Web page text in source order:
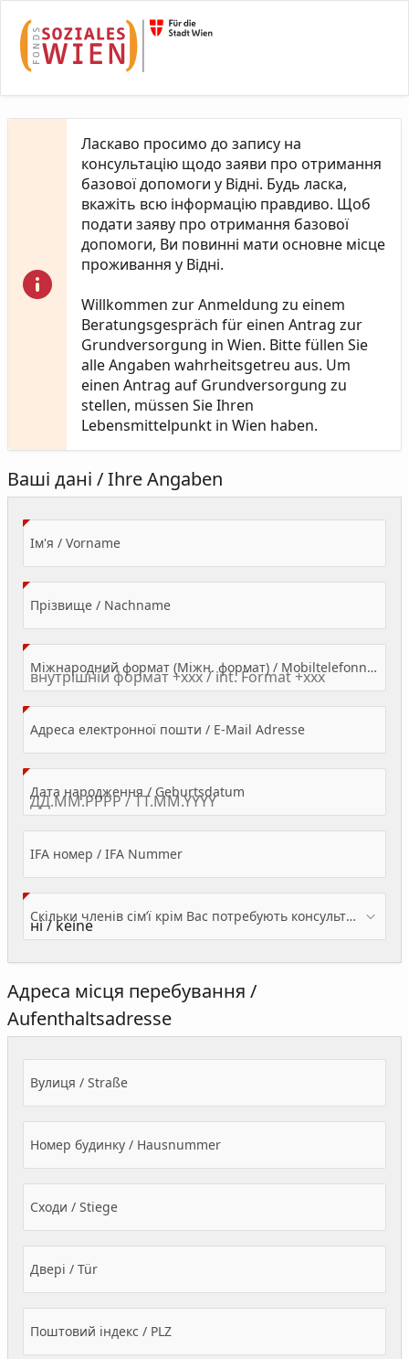
Ласкаво просимо до запису на
консультацію щодо заяви про отримання
базової допомоги у Відні. Будь ласка,
вкажіть всю інформацію правдиво. Щоб
подати заяву про отримання базової
допомоги, Ви повинні мати основне місце
проживання у Відні.
Willkommen zur Anmeldung zu einem
Beratungsgespräch für einen Antrag zur
Grundversorgung in Wien. Bitte füllen Sie
alle Angaben wahrheitsgetreu aus. Um
einen Antrag auf Grundversorgung zu
stellen, müssen Sie Ihren
Lebensmittelpunkt in Wien haben.
Ваші дані / Ihre Angaben
Ім'я / Vorname(Value Required)
Прізвище / Nachname(Value Required)
Міжнародний формат (Міжн. формат) / Mobiltelefonnummer
Адреса електронної пошти / E-Mail Adresse(Value Required)
Дата народження / Geburtsdatum
IFA номер / IFA Nummer
Скільки членів сім’ї крім Вас потребують консультації? / Wieviele Familienmitglieder brauchen Beratung - zusätzlich zu Ihnen?
Адреса місця перебування /
Aufenthaltsadresse
Вулиця / Straße
Номер будинку / Hausnummer
Сходи / Stiege
Двері / Tür
Поштовий індекс / PLZ